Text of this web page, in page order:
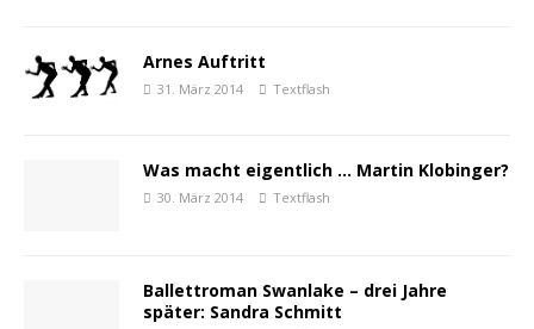
Arnes Auftritt
31. März 2014 Textflash
Was macht eigentlich … Martin Klobinger?
30. März 2014 Textflash
Ballettroman Swanlake – drei Jahre
später: Sandra Schmitt